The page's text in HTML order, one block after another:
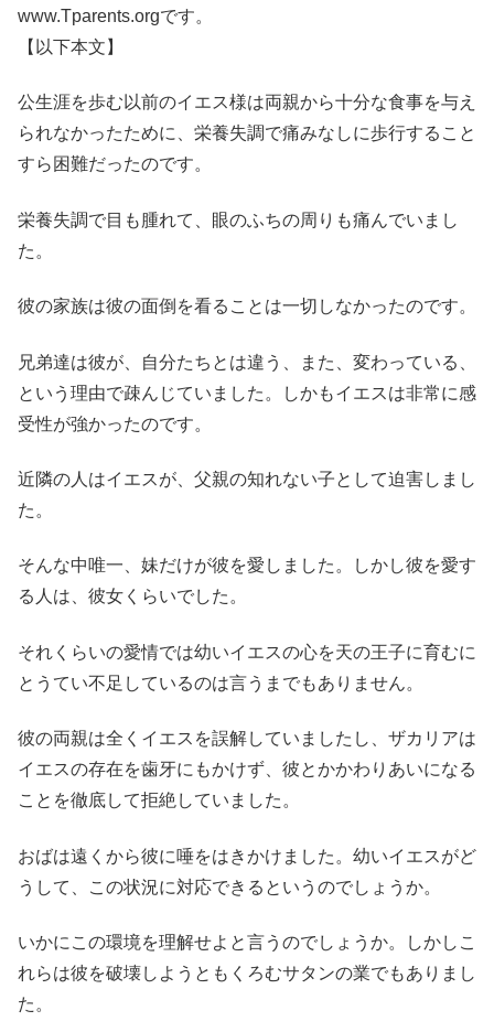
www.Tparents.orgです。
【以下本文】
公生涯を歩む以前のイエス様は両親から十分な食事を与え
られなかったために、栄養失調で痛みなしに歩行すること
すら困難だったのです。
栄養失調で目も腫れて、眼のふちの周りも痛んでいまし
た。
彼の家族は彼の面倒を看ることは一切しなかったのです。
兄弟達は彼が、自分たちとは違う、また、変わっている、
という理由で疎んじていました。しかもイエスは非常に感
受性が強かったのです。
近隣の人はイエスが、父親の知れない子として迫害しまし
た。
そんな中唯一、妹だけが彼を愛しました。しかし彼を愛す
る人は、彼女くらいでした。
それくらいの愛情では幼いイエスの心を天の王子に育むに
とうてい不足しているのは言うまでもありません。
彼の両親は全くイエスを誤解していましたし、ザカリアは
イエスの存在を歯牙にもかけず、彼とかかわりあいになる
ことを徹底して拒絶していました。
おばは遠くから彼に唾をはきかけました。幼いイエスがど
うして、この状況に対応できるというのでしょうか。
いかにこの環境を理解せよと言うのでしょうか。しかしこ
れらは彼を破壊しようともくろむサタンの業でもありまし
た。